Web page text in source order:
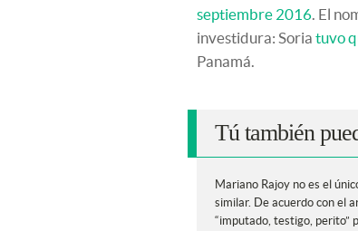
septiembre 2016. El
investidura: Soria tuvo
Panamá.
Tú también
Mariano Rajoy no es el
similar. De acuerdo con el
“imputado, testigo, perito”